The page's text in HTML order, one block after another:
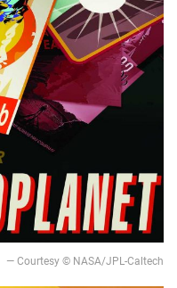
— Courtesy © NASA/JPL-Caltech